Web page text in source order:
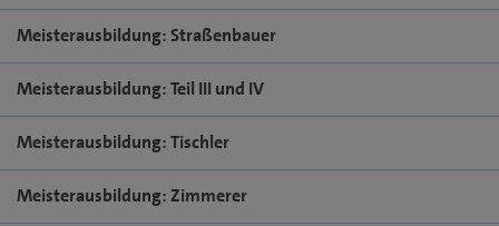
Meisterausbildung: Straßenbauer
Meisterausbildung: Teil III und IV
Meisterausbildung: Tischler
Meisterausbildung: Zimmerer